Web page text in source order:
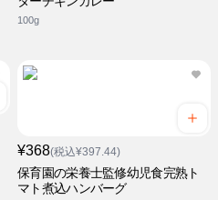
100g
¥368(税込¥397.44)
保育園の栄養士監修幼児食完熟ト
マト煮込ハンバーグ